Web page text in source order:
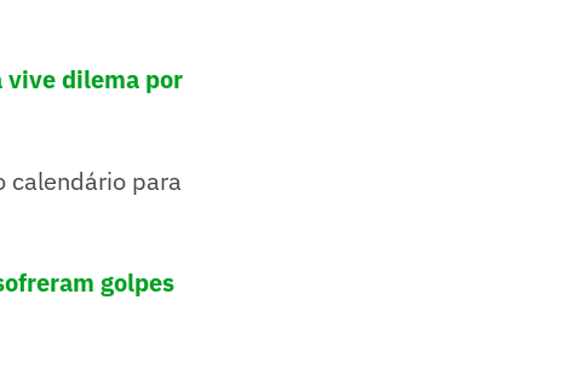
vive dilema por
calendário para
golpes